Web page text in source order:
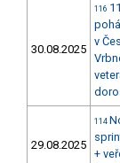
30.08.2025
116
v
29.08.2025
114
+